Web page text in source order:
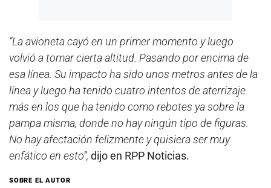
“La avioneta cayó en un primer momento y luego
volvió a tomar cierta altitud. Pasando por encima de
esa línea. Su impacto ha sido unos metros antes de la
línea y luego ha tenido cuatro intentos de aterrizaje
más en los que ha tenido como rebotes ya sobre la
pampa misma, donde no hay ningún tipo de figuras.
No hay afectación felizmente y quisiera ser muy
enfático en esto”, dijo en RPP Noticias.
SOBRE EL AUTOR